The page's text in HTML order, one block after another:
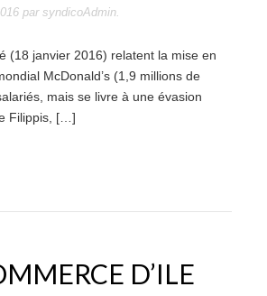
par syndicoAdmin.
(18 janvier 2016) relatent la mise en
McDonald’s (1,9 millions de
mais se livre à une évasion
Filippis, […]
D’ILE